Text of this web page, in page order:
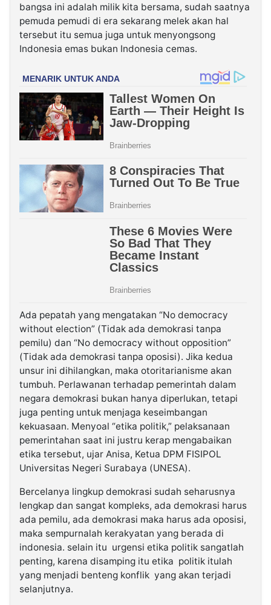
bangsa ini adalah milik kita bersama, sudah saatnya
pemuda pemudi di era sekarang melek akan hal
tersebut itu semua juga untuk menyongsong
Indonesia emas bukan Indonesia cemas.
Ada pepatah yang mengatakan “No democracy
without election” (Tidak ada demokrasi tanpa
pemilu) dan “No democracy without opposition”
(Tidak ada demokrasi tanpa oposisi). Jika kedua
unsur ini dihilangkan, maka otoritarianisme akan
tumbuh. Perlawanan terhadap pemerintah dalam
negara demokrasi bukan hanya diperlukan, tetapi
juga penting untuk menjaga keseimbangan
kekuasaan. Menyoal “etika politik,” pelaksanaan
pemerintahan saat ini justru kerap mengabaikan
etika tersebut, ujar Anisa, Ketua DPM FISIPOL
Universitas Negeri Surabaya (UNESA).
Bercelanya lingkup demokrasi sudah seharusnya
lengkap dan sangat kompleks, ada demokrasi harus
ada pemilu, ada demokrasi maka harus ada oposisi,
maka sempurnalah kerakyatan yang berada di
indonesia. selain itu urgensi etika politik sangatlah
penting, karena disamping itu etika politik itulah
yang menjadi benteng konflik yang akan terjadi
selanjutnya.